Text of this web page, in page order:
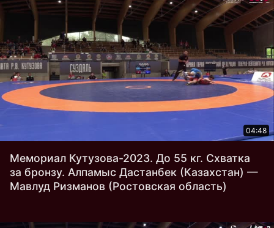
04:48
Мемориал Кутузова-2023. До 55 кг. Схватка
за бронзу. Алпамыс Дастанбек (Казахстан) —
Мавлуд Ризманов (Ростовская область)